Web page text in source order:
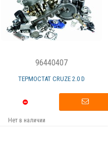
96440407
ТЕРМОСТАТ CRUZE 2.0 D
Нет в наличии